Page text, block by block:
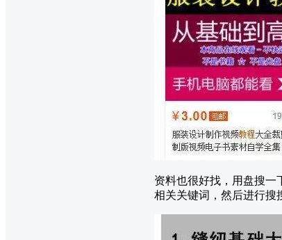
资料也很好找，用盘搜一
相关关键词，然后进行搜